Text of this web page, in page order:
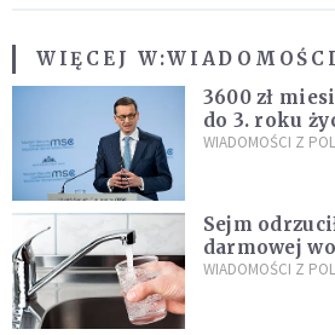
WIĘCEJ W:
3600 zł
do 3. roku
propozycji
WIADOMOŚCI Z
Sejm
darmowej
WIADOMOŚCI Z